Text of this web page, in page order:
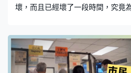
壞，而且已經壞了一段時間，究竟
院路線的營運商，提供最少一架低
長者及輪椅人士。現時至少五條來
小巴，包括54M（堅尼地城至瑪麗